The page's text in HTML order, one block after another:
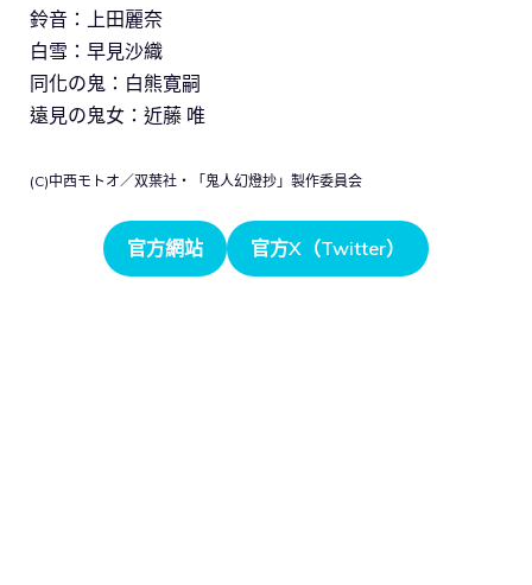
鈴音：上田麗奈
白雪：早見沙織
同化の鬼：白熊寛嗣
遠見の鬼女：近藤 唯
(C)中西モトオ／双葉社・「鬼人幻燈抄」製作委員会
官方網站 官方X（Twitter）